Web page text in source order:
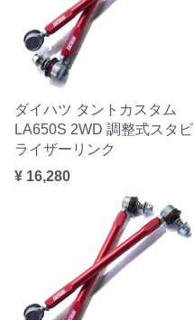
ダイハツ タントカスタム
LA650S 2WD 調整式スタビ
ライザーリンク
¥ 16,280